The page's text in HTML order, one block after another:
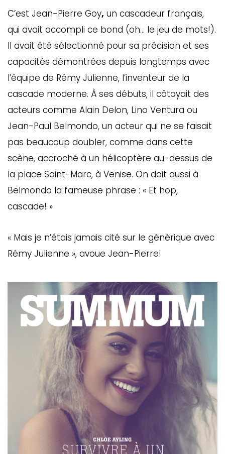
C’est Jean-Pierre Goy, un cascadeur français,
qui avait accompli ce bond (oh… le jeu de mots!).
Il avait été sélectionné pour sa précision et ses
capacités démontrées depuis longtemps avec
l’équipe de Rémy Julienne, l’inventeur de la
cascade moderne. À ses débuts, il côtoyait des
acteurs comme Alain Delon, Lino Ventura ou
Jean-Paul Belmondo, un acteur qui ne se faisait
pas beaucoup doubler, comme dans cette
scène, accroché à un hélicoptère au-dessus de
la place Saint-Marc, à Venise. On doit aussi à
Belmondo la fameuse phrase : « Et hop,
cascade! »
« Mais je n’étais jamais cité sur le générique avec
Rémy Julienne », avoue Jean-Pierre!